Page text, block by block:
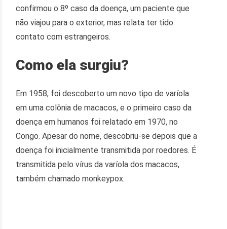
confirmou o 8º caso da doença, um paciente que
não viajou para o exterior, mas relata ter tido
contato com estrangeiros.
Como ela surgiu?
Em 1958, foi descoberto um novo tipo de varíola
em uma colônia de macacos, e o primeiro caso da
doença em humanos foi relatado em 1970, no
Congo. Apesar do nome, descobriu-se depois que a
doença foi inicialmente transmitida por roedores. É
transmitida pelo vírus da varíola dos macacos,
também chamado monkeypox.